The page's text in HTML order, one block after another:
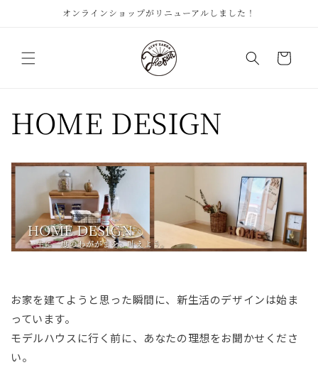
オンラインショップがリニューアルしました！
ー
HOME DESIGN
お家を建てようと思った瞬間に、新生活のデザインは始ま
っています。
モデルハウスに行く前に、あなたの理想をお聞かせくださ
い。